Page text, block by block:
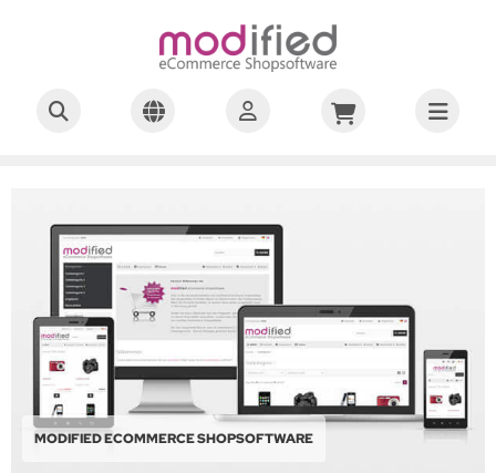
MODIFIED ECOMMERCE SHOPSOFTWARE